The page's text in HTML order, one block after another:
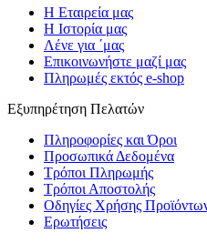
Η Εταιρεία μας
Η Ιστορία μας
Λένε για ΄μας
Επικοινωνήστε μαζί μας
Πληρωμές εκτός e-shop
Εξυπηρέτηση Πελατών
Πληροφορίες και Όροι
Προσωπικά Δεδομένα
Τρόποι Πληρωμής
Τρόποι Αποστολής
Οδηγίες Χρήσης
Ερωτήσεις